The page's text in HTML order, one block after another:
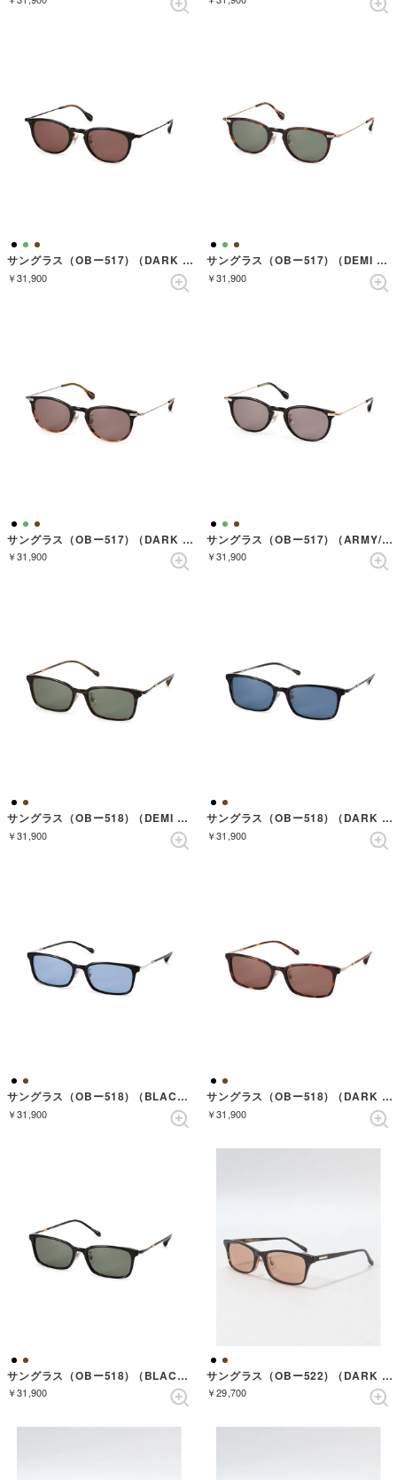
サングラス（OBー517) （DARK BROWN SASA/HALF PEWTER）
￥31,900
サングラス（OBー517) （DEMI BROWN/ANTIQUE GOLD）
￥31,900
サングラス（OBー517) （DARK BROWN SASA/MAT BLACK）
￥31,900
サングラス（OBー517) （ARMY/BLUSHGOLD）
￥31,900
サングラス（OBー518) （DEMI BROWN/ANTIQUE GOLD）
￥31,900
サングラス（OBー518) （DARK NAVY SASA/METALLIC BLUE）
￥31,900
サングラス（OBー518) （BLACK/SILVER）
￥31,900
サングラス（OBー518) （DARK BROWN SASA/METALLIC BROWN）
￥31,900
サングラス（OBー518) （BLACK）
￥31,900
サングラス（OBー522) （DARK BROWN SASA）
￥29,700